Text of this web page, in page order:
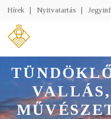
Hírek | Nyitvatartás |